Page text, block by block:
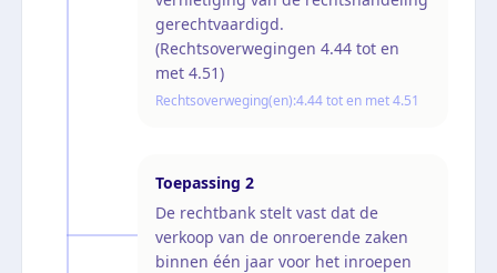
gerechtvaardigd.
(Rechtsoverwegingen 4.44 tot en
met 4.51)
Rechtsoverweging(en):4.44 tot en met 4.51
Toepassing 2
De rechtbank stelt vast dat de
verkoop van de onroerende zaken
binnen één jaar voor het inroepen